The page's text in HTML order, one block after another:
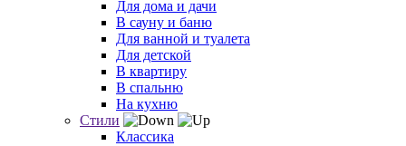
Для дома и дачи
В сауну и баню
Для ванной и туалета
Для детской
В квартиру
В спальню
На кухню
Стили
Классика